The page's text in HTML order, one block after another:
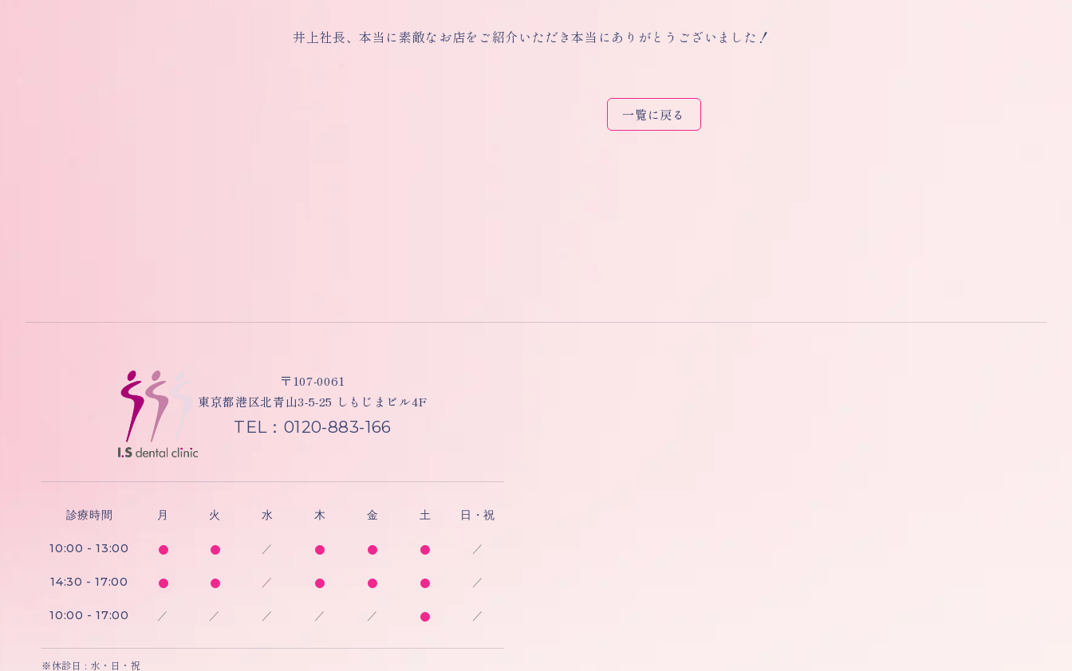
井上社長、本当に素敵なお店をご紹介いただき本当にありがとうございました！
一覧に戻る
〒107-0061
東京都港区北青山3-5-25 しもじまビル4F
TEL：0120-883-166
診療時間 月 火 水 木 金 土 日・祝
10:00 - 13:00 ／ ／
14:30 - 17:00 ／ ／
10:00 - 17:00 ／ ／ ／ ／ ／ ／
※休診日 : 水・日・祝